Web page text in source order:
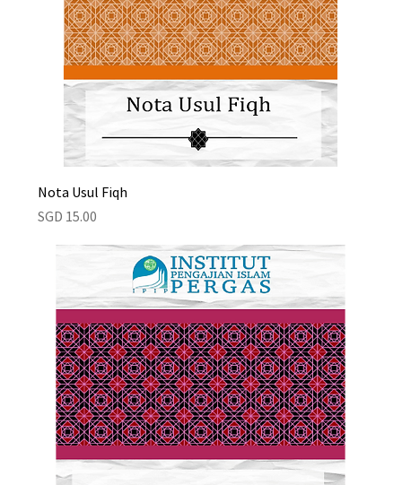
Nota Usul Fiqh
Price
SGD 15.00